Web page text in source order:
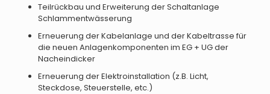
Teilrückbau und Erweiterung der Schaltanlage
Schlammentwässerung
Erneuerung der Kabelanlage und der Kabeltrasse für
die neuen Anlagenkomponenten im EG + UG der
Nacheindicker
Erneuerung der Elektroinstallation (z.B. Licht,
Steckdose, Steuerstelle, etc.)